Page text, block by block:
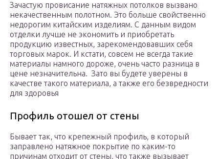
Зачастую провисание натяжных потолков вызвано
некачественным полотном. Это больше свойственно
недорогим китайским изделиям. С данным видом
отделки лучше не экономить и приобретать
продукцию известных, зарекомендовавших себя
торговых марок. И кстати, совсем не всегда такие
материалы намного дороже, очень часто разница в
цене незначительна. Зато вы будете уверены в
качестве такого материала, а также его безвредности
для здоровья
Профиль отошел от стены
Бывает так, что крепежный профиль, в который
заправлено натяжное покрытие по каким-то
причинам отходит от стены, что также вызывает